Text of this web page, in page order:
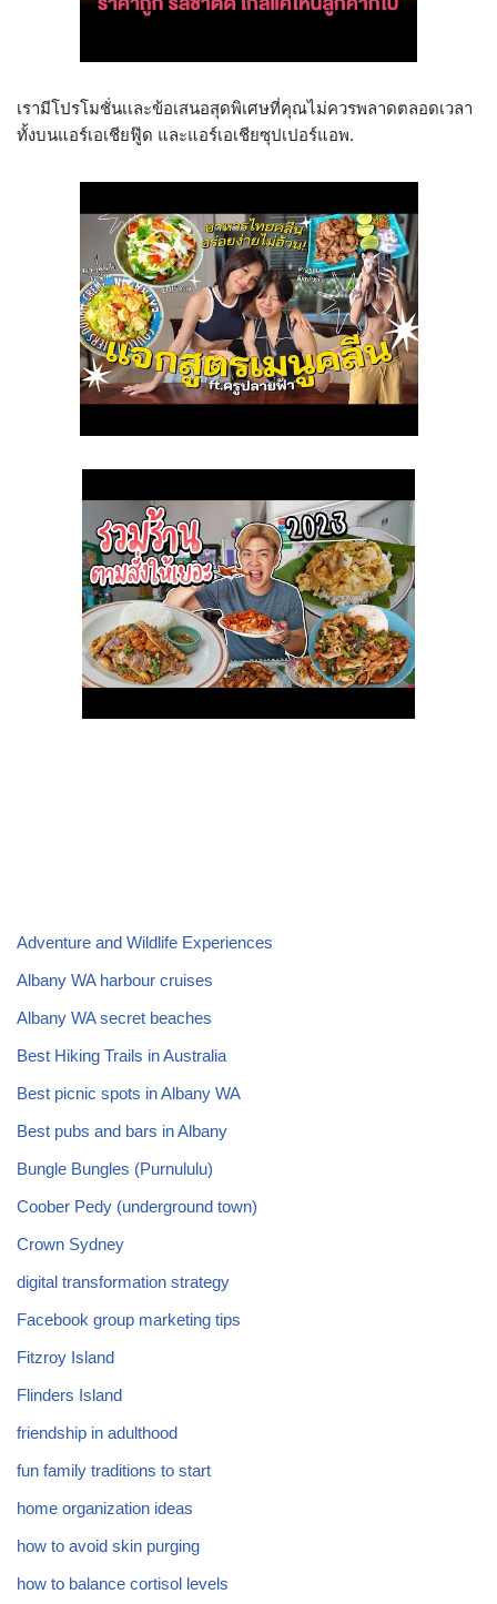
เรามีโปรโมชั่นเเละข้อเสนอสุดพิเศษที่คุณไม่ควรพลาดตลอดเวลา
ทั้งบนแอร์เอเชียฟู๊ด และแอร์เอเชียซุปเปอร์แอพ.
Adventure and Wildlife Experiences
Albany WA harbour cruises
Albany WA secret beaches
Best Hiking Trails in Australia
Best picnic spots in Albany WA
Best pubs and bars in Albany
Bungle Bungles (Purnululu)
Coober Pedy (underground town)
Crown Sydney
digital transformation strategy
Facebook group marketing tips
Fitzroy Island
Flinders Island
friendship in adulthood
fun family traditions to start
home organization ideas
how to avoid skin purging
how to balance cortisol levels